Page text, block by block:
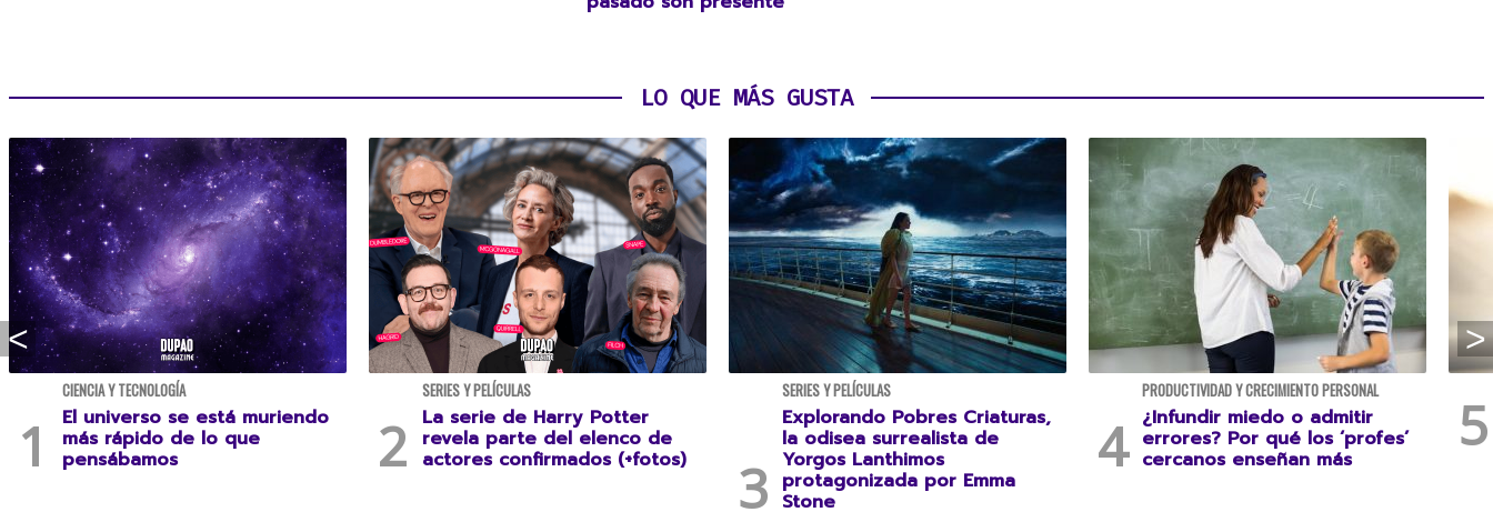
LO QUE MÁS GUSTA
CIENCIA Y TECNOLOGÍA
El universo se está muriendo
más rápido de lo que
pensábamos
SERIES Y PELÍCULAS
La serie de Harry Potter
revela parte del elenco de
actores confirmados (+fotos)
SERIES Y PELÍCULAS
Explorando Pobres Criaturas,
la odisea surrealista de
Yorgos Lanthimos
protagonizada por Emma
Stone
PRODUCTIVIDAD Y CRECIMIENTO PERSONAL
¿Infundir miedo o admitir
errores? Por qué los ‘profes’
cercanos enseñan más